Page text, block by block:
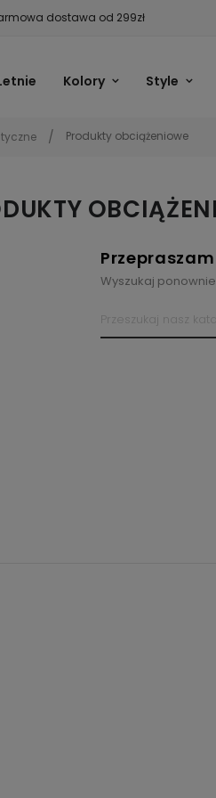
dostawa od 299zł
Kolory Style
Produkty obciążeniowe
Wyszukaj